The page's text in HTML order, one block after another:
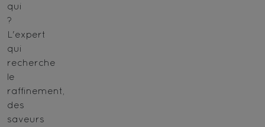
qui
?
L'expert
qui
recherche
le
raffinement,
des
saveurs